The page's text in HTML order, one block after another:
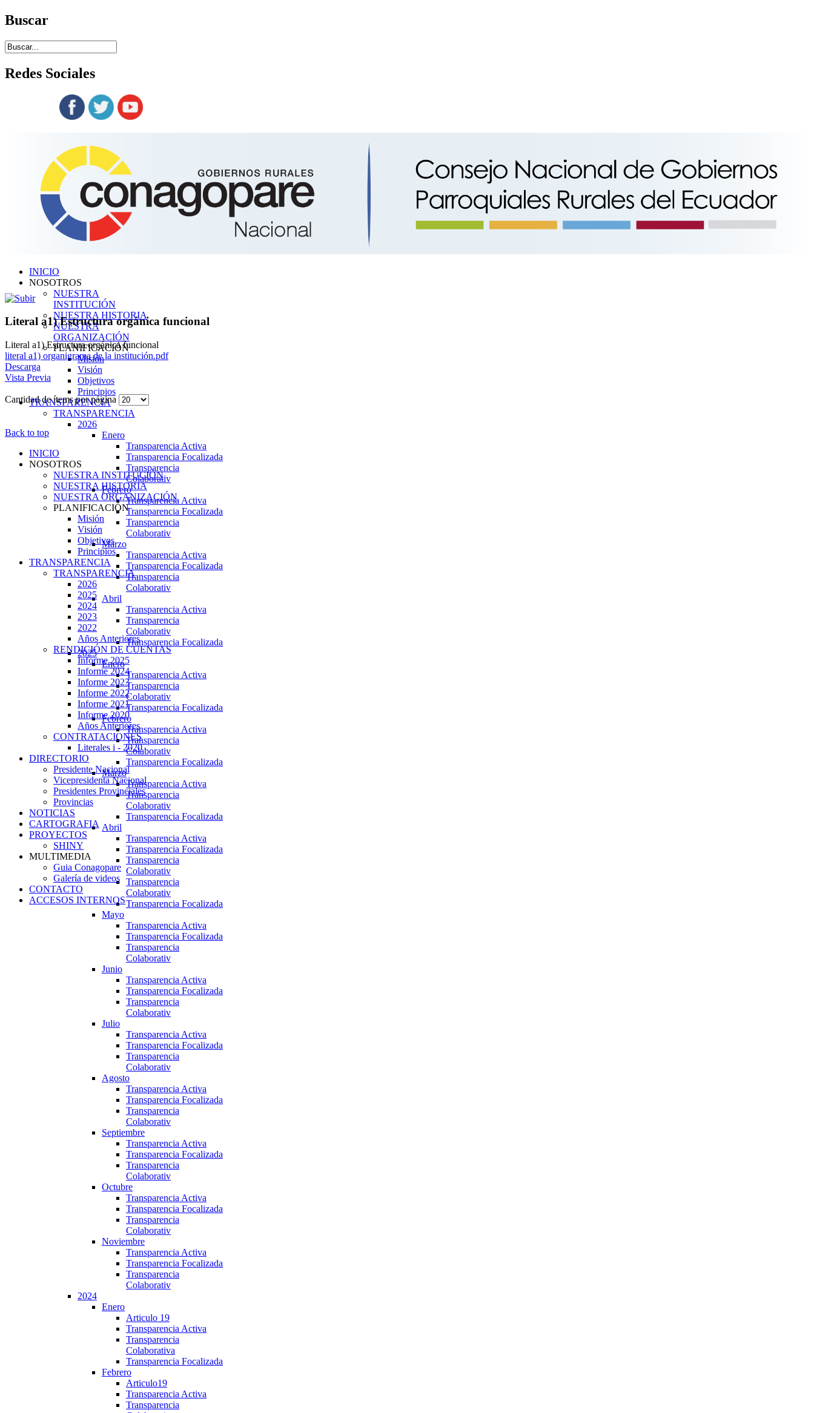
Buscar
Redes Sociales
INICIO
NOSOTROS
NUESTRA
INSTITUCIÓN
NUESTRA HISTORIA
NUESTRA
ORGANIZACIÓN
PLANIFICACIÓN
Misión
Visión
Objetivos
Principios
TRANSPARENCIA
TRANSPARENCIA
2026
Enero
Transparencia Activa
Transparencia Focalizada
Transparencia
Colaborativ
Febrero
Transparencia Activa
Transparencia Focalizada
Transparencia
Colaborativ
Marzo
Transparencia Activa
Transparencia Focalizada
Transparencia
Colaborativ
Abril
Transparencia Activa
Transparencia
Colaborativ
Transparencia Focalizada
2025
Enero
Transparencia Activa
Transparencia
Colaborativ
Transparencia Focalizada
Febrero
Transparencia Activa
Transparencia
Colaborativ
Transparencia Focalizada
Marzo
Transparencia Activa
Transparencia
Colaborativ
Transparencia Focalizada
Abril
Transparencia Activa
Transparencia Focalizada
Transparencia
Colaborativ
Transparencia
Colaborativ
Transparencia Focalizada
Mayo
Transparencia Activa
Transparencia Focalizada
Transparencia
Colaborativ
Junio
Transparencia Activa
Transparencia Focalizada
Transparencia
Colaborativ
Julio
Transparencia Activa
Transparencia Focalizada
Transparencia
Colaborativ
Agosto
Transparencia Activa
Transparencia Focalizada
Transparencia
Colaborativ
Septiembre
Transparencia Activa
Transparencia Focalizada
Transparencia
Colaborativ
Octubre
Transparencia Activa
Transparencia Focalizada
Transparencia
Colaborativ
Noviembre
Transparencia Activa
Transparencia Focalizada
Transparencia
Colaborativ
2024
Enero
Articulo 19
Transparencia Activa
Transparencia
Colaborativa
Transparencia Focalizada
Febrero
Articulo19
Transparencia Activa
Transparencia
Literal a1) Estructura orgánica funcional
Literal a1) Estructura orgánica funcional
literal a1) organigrama de la institución.pdf
Descarga
Vista Previa
Cantidad de ítems por página
Back to top
INICIO
NOSOTROS
NUESTRA INSTITUCIÓN
NUESTRA HISTORIA
NUESTRA ORGANIZACIÓN
PLANIFICACIÓN
Misión
Visión
Objetivos
Principios
TRANSPARENCIA
TRANSPARENCIA
2026
2025
2024
2023
2022
Años Anteriores
RENDICIÓN DE CUENTAS
Informe 2025
Informe 2024
Informe 2023
Informe 2022
Informe 2021
Informe 2020
Años Anteriores
CONTRATACIONES
Literales i - 2020
DIRECTORIO
Presidente Nacional
Vicepresidenta Nacional
Presidentes Provinciales
Provincias
NOTICIAS
CARTOGRAFIA
PROYECTOS
SHINY
MULTIMEDIA
Guia Conagopare
Galería de videos
CONTACTO
ACCESOS INTERNOS